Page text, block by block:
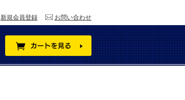
お問い合わせ
新規会員登録